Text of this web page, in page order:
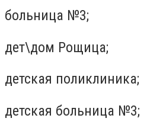
больница №3;
дет\дом Рощица;
детская поликлиника;
детская больница №3;